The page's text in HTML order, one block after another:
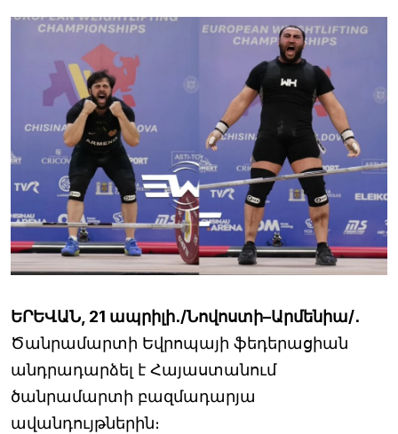
ԵՐԵՎԱՆ, 21 ապրիլի․/Նովոստի–Արմենիա/․
Ծանրամարտի Եվրոպայի ֆեդերացիան
անդրադարձել է Հայաստանում
ծանրամարտի բազմադարյա
ավանդույթներին։